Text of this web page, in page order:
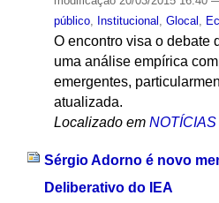
público, Institucional , Glocal ,
O encontro visa o debate
uma análise empírica
emergentes,
atualizada.
Localizado em NOTÍCIAS
Sérgio Adorno é novo
Deliberativo do IEA